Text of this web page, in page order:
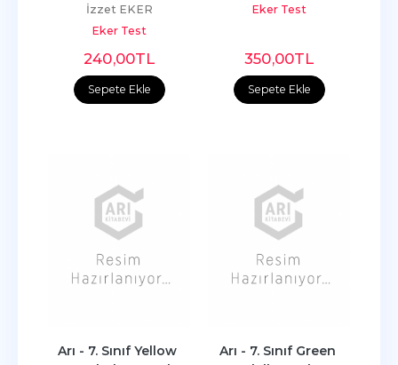
Sepete Ekle
İzzet EKER
Eker Test
240,00TL
Sepete Ekle
Eker Test
350,00TL
Arı - 7. Sınıf Yellow
Arı - 7. Sınıf Green